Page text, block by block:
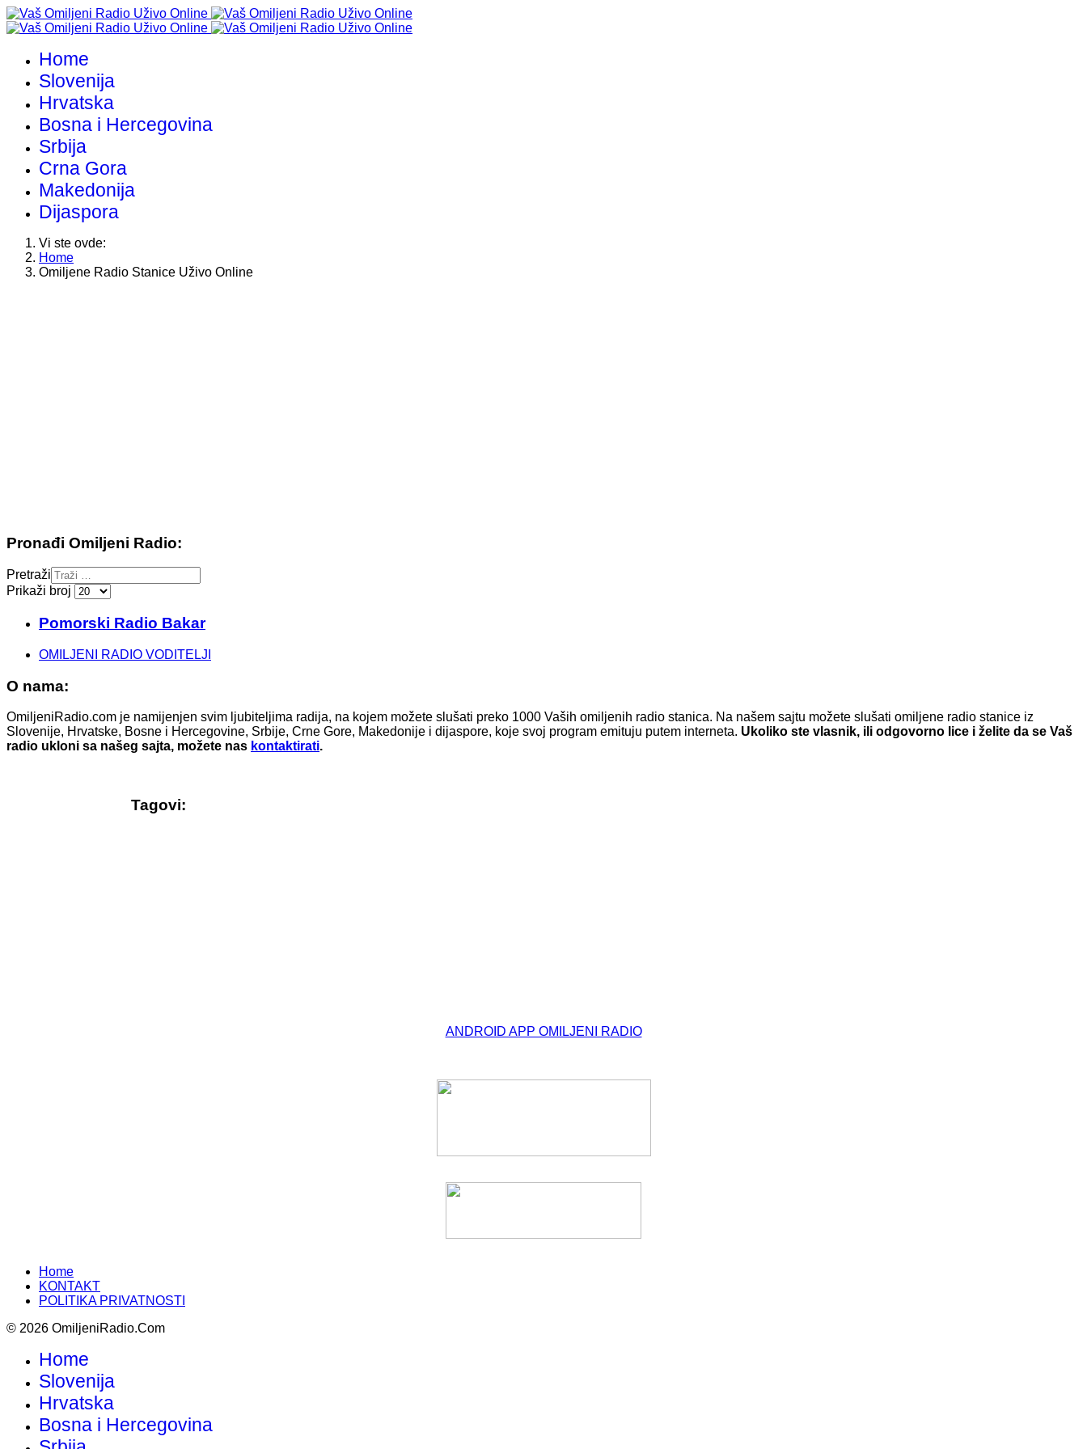
Home
Slovenija
Hrvatska
Bosna i Hercegovina
Srbija
Crna Gora
Makedonija
Dijaspora
Vi ste ovde:
Home
Omiljene Radio Stanice Uživo Online
Pronađi Omiljeni Radio:
Pretraži
Prikaži broj
Pomorski Radio Bakar
OMILJENI RADIO VODITELJI
O nama:
OmiljeniRadio.com je namijenjen svim ljubiteljima radija, na kojem možete slušati preko 1000 Vaših omiljenih radio stanica. Na našem sajtu možete slušati omiljene radio stanice iz
Slovenije, Hrvatske, Bosne i Hercegovine, Srbije, Crne Gore, Makedonije i dijaspore, koje svoj program emituju putem interneta. Ukoliko ste vlasnik, ili odgovorno lice i želite da se Vaš
radio ukloni sa našeg sajta, možete nas kontaktirati.
Tagovi:
ANDROID APP OMILJENI RADIO
Home
KONTAKT
POLITIKA PRIVATNOSTI
© 2026 OmiljeniRadio.Com
Home
Slovenija
Hrvatska
Bosna i Hercegovina